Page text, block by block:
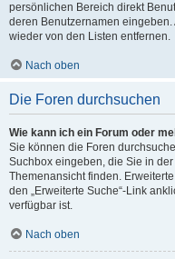
persönlichen Bereich direkt
deren Benutzernamen
wieder von den Listen entfernen.
Nach oben
Die Foren durchsuchen
Wie kann ich ein Forum oder
Sie können die Foren
Suchbox eingeben, die Sie in
Themenansicht finden.
den „Erweiterte Suche“-Link
verfügbar ist.
Nach oben